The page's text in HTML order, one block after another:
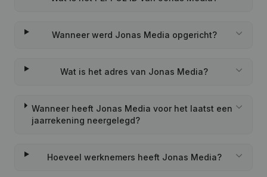
Wanneer werd Jonas Media opgericht?
Wat is het adres van Jonas Media?
Wanneer heeft Jonas Media voor het laatst een
jaarrekening neergelegd?
Hoeveel werknemers heeft Jonas Media?